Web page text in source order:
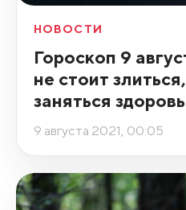
НОВОСТИ
Гороскоп 9
не стоит
заняться
9 августа 2021, 00:05